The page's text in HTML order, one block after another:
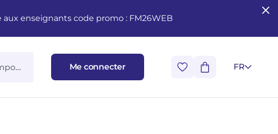
enseignants code promo : FM26WEB
Me connecter FR